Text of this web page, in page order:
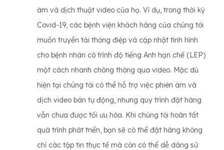
âm và dịch thuật video của họ. Ví dụ, trong thời kỳ
Covid-19, các bệnh viện khách hàng của chúng tôi
muốn truyền tải thông điệp và cập nhật tình hình
cho bệnh nhân có trình độ tiếng Anh hạn chế (LEP)
một cách nhanh chóng thông qua video. Mặc dù
hiện tại chúng tôi có thể hỗ trợ việc phiên âm và
dịch video bán tự động, nhưng quy trình đặt hàng
vẫn chưa được tối ưu hóa. Khi chúng tôi hoàn tất
quá trình phát triển, bạn sẽ có thể đặt hàng không
chỉ các tập tin thực tế mà còn có thể dễ dàng sử